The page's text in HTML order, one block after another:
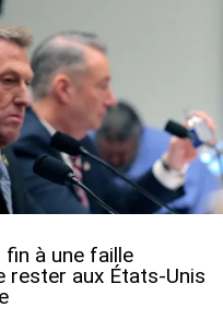
fin à une faille
aux États-Unis